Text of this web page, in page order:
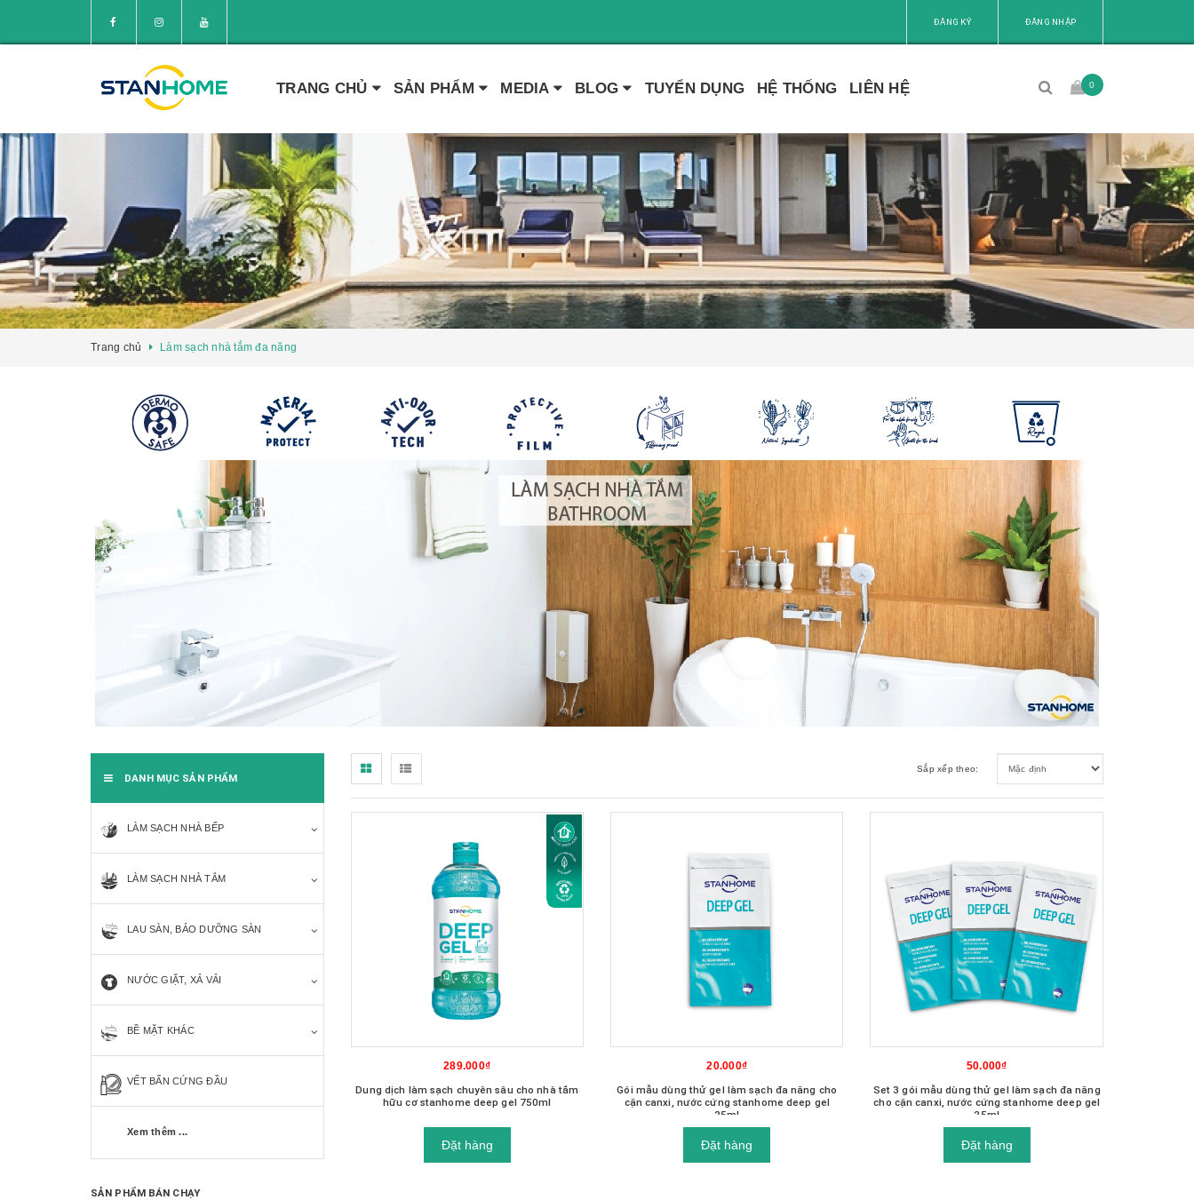
ĐĂNG KÝ ĐĂNG NHẬP
TRANG CHỦ SẢN PHẨM MEDIA BLOG TUYỂN DỤNG HỆ THỐNG LIÊN HỆ 0
Trang chủ Làm sạch nhà tắm đa năng
Sắp xếp theo:
289.000₫
Dung dịch làm sạch chuyên sâu cho nhà tắm
hữu cơ stanhome deep gel 750ml
Đặt hàng
20.000₫
Gói mẫu dùng thử gel làm sạch đa năng cho
cặn canxi, nước cứng stanhome deep gel
25ml
Đặt hàng
50.000₫
Set 3 gói mẫu dùng thử gel làm sạch đa năng
cho cặn canxi, nước cứng stanhome deep gel
25ml
Đặt hàng
DANH MỤC SẢN PHẨM
LÀM SẠCH NHÀ BẾP
LÀM SẠCH NHÀ TẮM
LAU SÀN, BẢO DƯỠNG SÀN
NƯỚC GIẶT, XẢ VẢI
BỀ MẶT KHÁC
VẾT BẨN CỨNG ĐẦU
Xem thêm ...
SẢN PHẨM BÁN CHẠY